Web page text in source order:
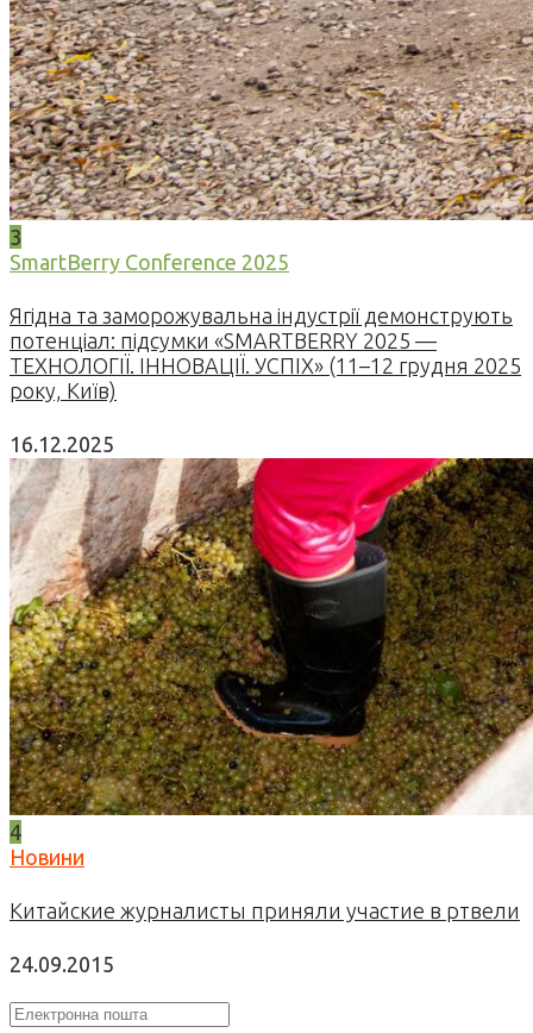
3
SmartBerry Conference 2025
Ягідна та заморожувальна індустрії демонструють
потенціал: підсумки «SMARTBERRY 2025 —
ТЕХНОЛОГІЇ. ІННОВАЦІЇ. УСПІХ» (11–12 грудня 2025
року, Київ)
16.12.2025
4
Новини
Китайские журналисты приняли участие в ртвели
24.09.2015